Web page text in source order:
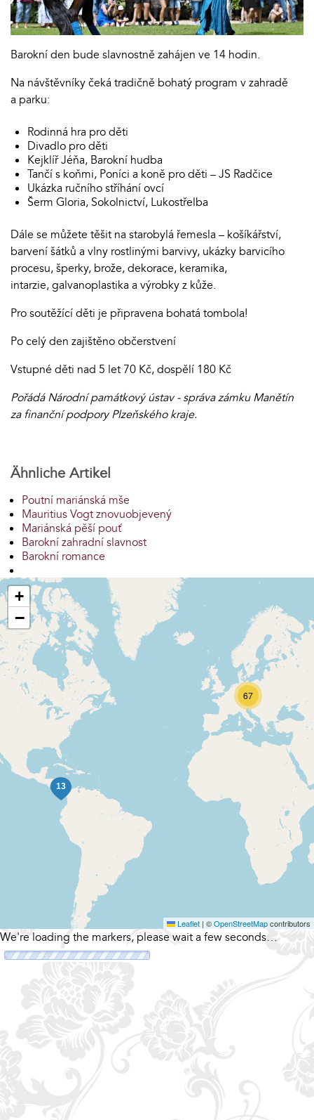
Barokní den bude slavnostně zahájen ve 14 hodin.
Na návštěvníky čeká tradičně bohatý program v zahradě
a parku:
Rodinná hra pro děti
Divadlo pro děti
Kejklíř Jéňa, Barokní hudba
Tančí s koňmi, Poníci a koně pro děti – JS Radčice
Ukázka ručního stříhání ovcí
Šerm Gloria, Sokolnictví, Lukostřelba
Dále se můžete těšit na starobylá řemesla – košíkářství,
barvení šátků a vlny rostlinými barvivy, ukázky barvicího
procesu, šperky, brože, dekorace, keramika,
intarzie, galvanoplastika a výrobky z kůže.
Pro soutěžící děti je připravena bohatá tombola!
Po celý den zajištěno občerstvení
Vstupné děti nad 5 let 70 Kč, dospělí 180 Kč
Pořádá Národní památkový ústav - správa zámku Manětín
za finanční podpory Plzeňského kraje.
Ähnliche Artikel
Poutní mariánská mše
Mauritius Vogt znovuobjevený
Mariánská pěší pouť
Barokní zahradní slavnost
Barokní romance
67
+
−
Leaflet | ©OpenStreetMapcontributors
We're loading the markers, please wait a few seconds…